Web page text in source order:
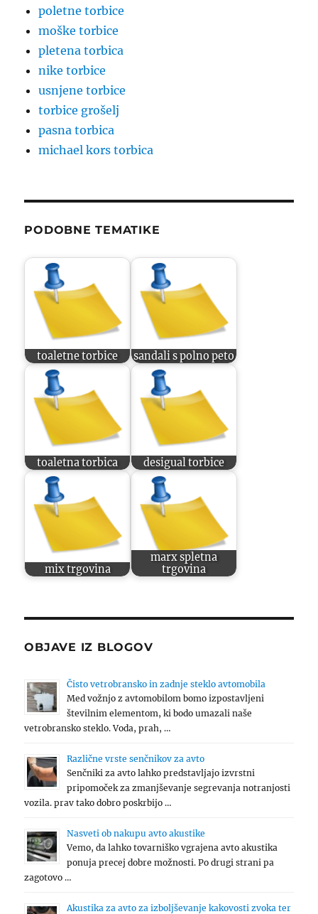
poletne torbice
moške torbice
pletena torbica
nike torbice
usnjene torbice
torbice grošelj
pasna torbica
michael kors torbica
PODOBNE TEMATIKE
toaletne torbice sandali s polno peto
toaletna torbica desigual torbice
mix trgovina
marx spletna
trgovina
OBJAVE IZ BLOGOV
Čisto vetrobransko in zadnje steklo avtomobila
Med vožnjo z avtomobilom bomo izpostavljeni
številnim elementom, ki bodo umazali naše
vetrobransko steklo. Voda, prah, …
Različne vrste senčnikov za avto
Senčniki za avto lahko predstavljajo izvrstni
pripomoček za zmanjševanje segrevanja notranjosti
vozila. prav tako dobro poskrbijo …
Nasveti ob nakupu avto akustike
Vemo, da lahko tovarniško vgrajena avto akustika
ponuja precej dobre možnosti. Po drugi strani pa
zagotovo …
Akustika za avto za izboljševanje kakovosti zvoka ter